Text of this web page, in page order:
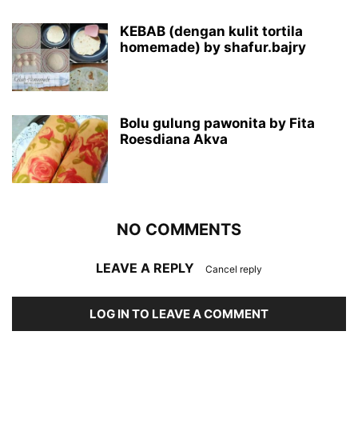
KEBAB (dengan kulit tortila
homemade) by shafur.bajry
Bolu gulung pawonita by Fita
Roesdiana Akva
NO COMMENTS
LEAVE A REPLY Cancel reply
LOG IN TO LEAVE A COMMENT